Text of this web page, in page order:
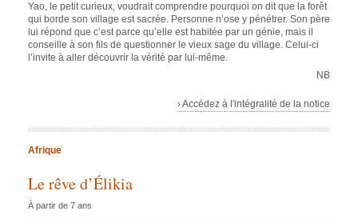
Yao, le petit curieux, voudrait comprendre pourquoi on dit que la forêt
qui borde son village est sacrée. Personne n’ose y pénétrer. Son père
lui répond que c’est parce qu’elle est habitée par un génie, mais il
conseille à son fils de questionner le vieux sage du village. Celui-ci
l’invite à aller découvrir la vérité par lui-même.
NB
› Accédez à l'intégralité de la notice
Afrique
Le rêve d’Élikia
À partir de 7 ans